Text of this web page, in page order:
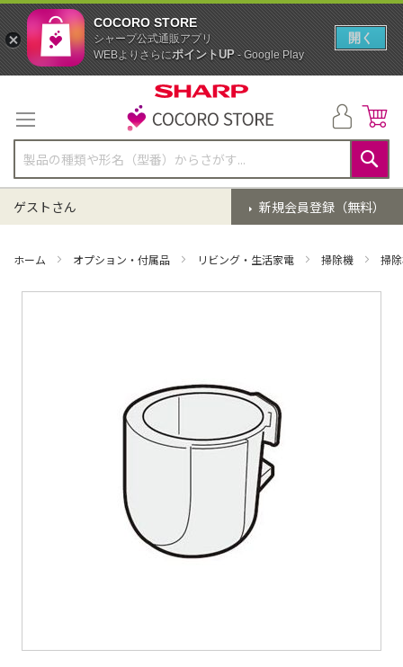
テ
ン
ツ
に
ス
キ
ッ
検
索
新規会員登録（無料）
ゲストさん
ホーム オプション・付属品 リビング・生活家電 掃除機 掃
COCORO STORE
シャープ公式通販アプリ
WEBよりさらにポイントUP- Google Play
開く